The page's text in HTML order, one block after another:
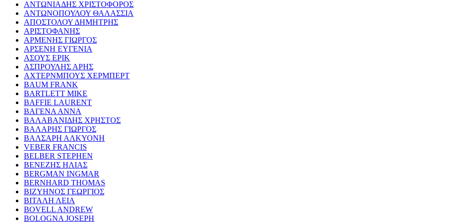
ΑΝΤΩΝΙΑΔΗΣ ΧΡΙΣΤΟΦΟΡΟΣ
ΑΝΤΩΝΟΠΟΥΛΟΥ ΘΑΛΑΣΣΙΑ
ΑΠΟΣΤΟΛΟΥ ΔΗΜΗΤΡΗΣ
ΑΡΙΣΤΟΦΑΝΗΣ
ΑΡΜΕΝΗΣ ΓΙΩΡΓΟΣ
ΑΡΣΕΝΗ ΕΥΓΕΝΙΑ
ΑΣΟΥΣ ΕΡΙΚ
ΑΣΠΡΟΥΛΗΣ ΑΡΗΣ
ΑΧΤΕΡΝΜΠΟΥΣ ΧΕΡΜΠΕΡΤ
BAUM FRANK
BARTLETT MIKE
BAFFIE LAURENT
ΒΑΓΕΝΑ ΑΝΝΑ
ΒΑΛΑΒΑΝΙΔΗΣ ΧΡΗΣΤΟΣ
ΒΑΛΑΡΗΣ ΓΙΩΡΓΟΣ
ΒΑΛΣΑΡΗ ΑΛΚΥΟΝΗ
VEBER FRANCIS
BELBER STEPHEN
ΒΕΝΕΖΗΣ ΗΛΙΑΣ
BERGMAN INGMAR
BERNHARD THOMAS
ΒΙΖΥΗΝΟΣ ΓΕΩΡΓΙΟΣ
ΒΙΤΑΛΗ ΛΕΙΑ
BOVELL ANDREW
BOLOGNA JOSEPH